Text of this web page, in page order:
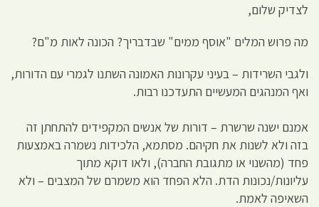
לצדיק שלום,
מה פרוש המלים "אוסף ממים" שבדבריך? הכונה לאות מ"ם?
ולגבי השרידות – בעיני עקרונות האמונה השתנו לגמרי עם הדורות,
ואף המנהגים המעשיים התעדכנו רבות.
אמנם ישנה שרשרת – דורות של אנשים המקפידים להתחתן זה
בזה ולא לשנות את חקיהם. מסתמא, הלכידות נשמרה באמצעות
פחד (מהשנוי או מתגובת החברה), ולאו דוקא מתוך
עליונות/נכונות הדת. הלא הפחד הוא משמרם של המצבים – ולא
השאיפה לאמת.